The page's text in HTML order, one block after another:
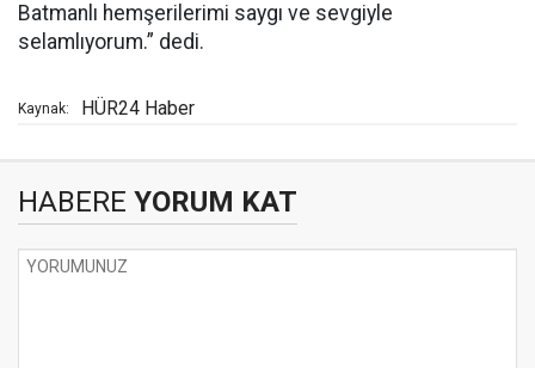
Batmanlı hemşerilerimi saygı ve sevgiyle
selamlıyorum.” dedi.
Kaynak: HÜR24 Haber
HABERE YORUM KAT